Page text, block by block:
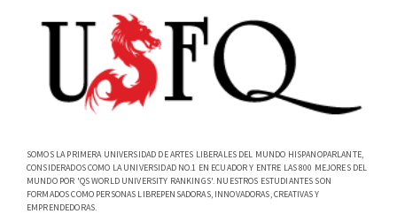
SOMOS LA PRIMERA UNIVERSIDAD DE ARTES LIBERALES DEL MUNDO HISPANOPARLANTE,
CONSIDERADOS COMO LA UNIVERSIDAD NO.1 EN ECUADOR Y ENTRE LAS 800 MEJORES DEL
MUNDO POR 'QS WORLD UNIVERSITY RANKINGS'. NUESTROS ESTUDIANTES SON
FORMADOS COMO PERSONAS LIBREPENSADORAS, INNOVADORAS, CREATIVAS Y
EMPRENDEDORAS.